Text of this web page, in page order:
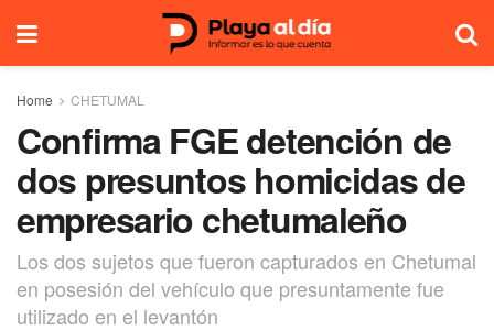
Home CHETUMAL
Confirma FGE detención de
dos presuntos homicidas de
empresario chetumaleño
Los dos sujetos que fueron capturados en Chetumal
en posesión del vehículo que presuntamente fue
utilizado en el levantón